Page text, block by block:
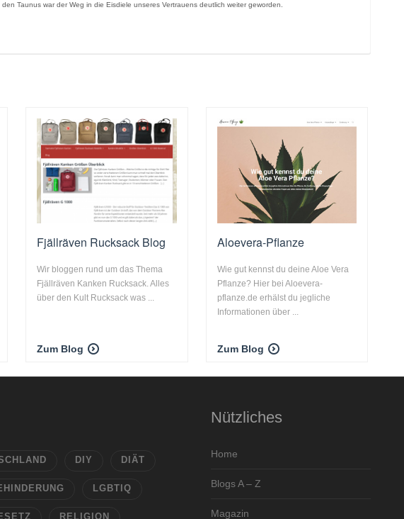
Taunus war der Weg in die Eisdiele unseres Vertrauens deutlich weiter geworden.
Fjällräven Rucksack Blog
Wir bloggen rund um das Thema
Fjällräven Kanken Rucksack. Alles
über den Kult Rucksack was ...
Zum Blog
Aloevera-Pflanze
Wie gut kennst du deine Aloe Vera
Pflanze? Hier bei Aloevera-
pflanze.de erhälst du jegliche
Informationen über ...
Zum Blog
DIY DIÄT
LGBTIQ
RELIGION
Nützliches
Home
Blogs A – Z
Magazin